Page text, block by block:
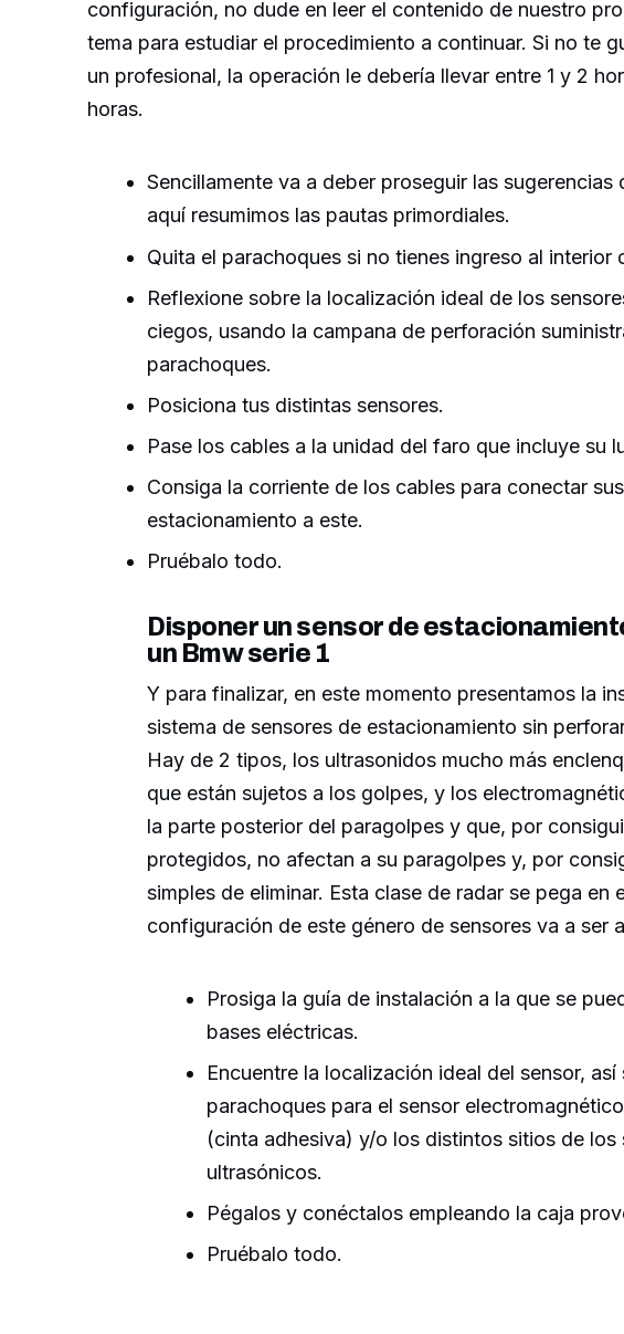
configuración, no dude en leer el contenido de nuestro
tema para estudiar el procedimiento a continuar. Si no te
un profesional, la operación le debería llevar entre 1 y 2
horas.
Sencillamente va a deber proseguir las sugerencias
aquí resumimos las pautas primordiales.
Quita el parachoques si no tienes ingreso al interior
Reflexione sobre la localización ideal de los
ciegos, usando la campana de perforación
parachoques.
Posiciona tus distintas sensores.
Pase los cables a la unidad del faro que incluye su
Consiga la corriente de los cables para conectar
estacionamiento a este.
Pruébalo todo.
Disponer un sensor de
un Bmw serie 1
Y para finalizar, en este momento presentamos la
sistema de sensores de estacionamiento sin
Hay de 2 tipos, los ultrasonidos mucho más
que están sujetos a los golpes, y los
la parte posterior del paragolpes y que, por
protegidos, no afectan a su paragolpes y, por
simples de eliminar. Esta clase de radar se pega en
configuración de este género de sensores va a ser
Prosiga la guía de instalación a la que se
bases eléctricas.
Encuentre la localización ideal del sensor, así
parachoques para el sensor
(cinta adhesiva) y/o los distintos sitios de los
ultrasónicos.
Pégalos y conéctalos empleando la caja
Pruébalo todo.